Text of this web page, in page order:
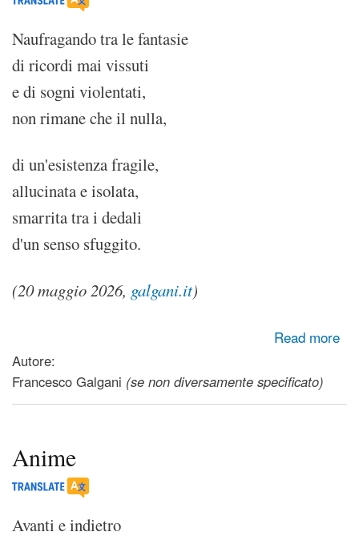
Naufragando tra le fantasie
di ricordi mai vissuti
e di sogni violentati,
non rimane che il nulla,
di un'esistenza fragile,
allucinata e isolata,
smarrita tra i dedali
d'un senso sfuggito.
(20 maggio 2026, galgani.it)
Read more
Autore:
Francesco Galgani (se non diversamente specificato)
Anime
Avanti e indietro